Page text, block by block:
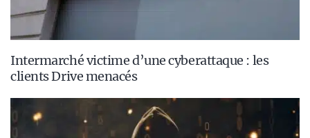
Intermarché victime d’une cyberattaque : les
clients Drive menacés